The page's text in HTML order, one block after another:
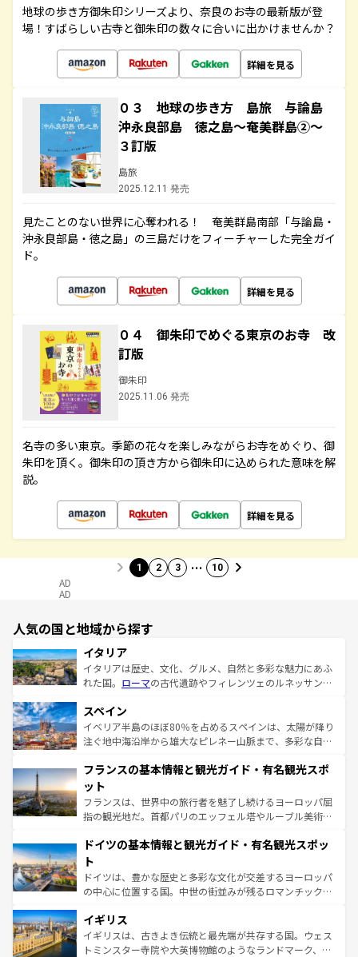
地球の歩き方御朱印シリーズより、奈良のお寺の最新版が登
場！すばらしい古寺と御朱印の数々に合いに出かけませんか？
詳細を見る
０３ 地球の歩き方 島旅 与論島
沖永良部島 徳之島～奄美群島②～
３訂版
島旅
2025.12.11 発売
見たことのない世界に心奪われる！ 奄美群島南部「与論島・
沖永良部島・徳之島」の三島だけをフィーチャーした完全ガイ
ド。
詳細を見る
０４ 御朱印でめぐる東京のお寺 改
訂版
御朱印
2025.11.06 発売
名寺の多い東京。季節の花々を楽しみながらお寺をめぐり、御
朱印を頂く。御朱印の頂き方から御朱印に込められた意味を解
説。
詳細を見る
1 2 3 … 10
AD
AD
人気の国と地域から探す
イタリア
イタリアは歴史、文化、グルメ、自然と多彩な魅力にあふ
れた国。 ローマの古代遺跡やフィレンツェのルネッサンス
ろん、トスカーナの美しい田園風景やアマルフィ海岸の絶
景など、自然景観も見逃せない。観光の合間には、本場の
ピザやパスタなど、絶品のイタリア料理を堪能することも
ませてくれるイタリアで、忘れられない旅をしてみよう！
なお、新着のイタリア情報は
しい。
スペイン
イベリア半島のほぼ80％を占めるスペインは、太陽が降り
注ぐ地中海沿岸から雄大なピレネー山脈まで、多彩な自然
文化が根付くこの国では、情熱的なフラメンコ、熱気あふ
れる闘牛、そして美味しいタパスが生活の一部となってい
る。首都マドリードの洗練された雰囲気や、バルセロナの
アートに溢れた街角から、地方では古代ローマ遺跡や中世
せる。地方によって風土や気候が異なるスペインはその個
ンテンツ一覧 を参照してほしい。
フランスの基本情報と観光ガイド・有名観光スポ
ット
フランスは、世界中の旅行者を魅了し続けるヨーロッパ屈
指の観光地だ。首都パリのエッフェル塔やルーブル美術館
で、幅広い魅力が詰まっている。華麗な宮殿、歴史的な大
聖堂、美しいビーチ、そして豊かな自然が、訪れる者を心
から魅了する。また、フランスは美食の国としても知ら
れ、フランス料理はユネスコ無形文化遺産にも登録されて
香り高いラベンダー畑など、多彩な楽しみ方が可能だ。さ
らに、パリ以外の地域にも魅力が溢れており、どの街角に
も豊かな歴史と文化が息づいている。パリ以外の個性あふ
ドイツの基本情報と観光ガイド・有名観光スポッ
ト
ドイツは、豊かな歴史と多彩な文化が交差するヨーロッパ
の中心に位置する国。中世の街並みが残るロマンチック街
顔を持つこの国は、どこを歩いても飽きることがない。ベ
ルリンの文化的活気、バイエルン州のアルプスの絶景、そ
してライン川沿いのワイン畑といった風景は必見。ビール
イギリス
イギリスは、古きよき伝統と最先端が共存する国。ウェス
トミンスター寺院や大英博物館のようなランドマーク、歴